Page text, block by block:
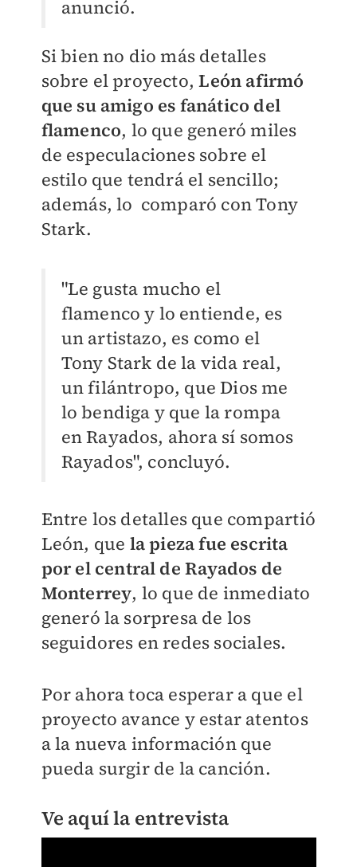
anunció.
Si bien no dio más detalles
sobre el proyecto,León afirmó
que su amigo es fanático del
flamenco, lo que generó miles
de especulaciones sobre el
estilo que tendrá el sencillo;
además, lo comparó con Tony
Stark.
"Le gusta mucho el
flamenco y lo entiende, es
un artistazo, es como el
Tony Stark de la vida real,
un filántropo, que Dios me
lo bendiga y que la rompa
en Rayados, ahora sí somos
Rayados", concluyó.
Entre los detalles que compartió
León, que la pieza fue escrita
por el central de Rayados de
Monterrey, lo que de inmediato
generó la sorpresa de los
seguidores en redes sociales.
Por ahora toca esperar a que el
proyecto avance y estar atentos
a la nueva información que
pueda surgir de la canción.
Ve aquí la entrevista